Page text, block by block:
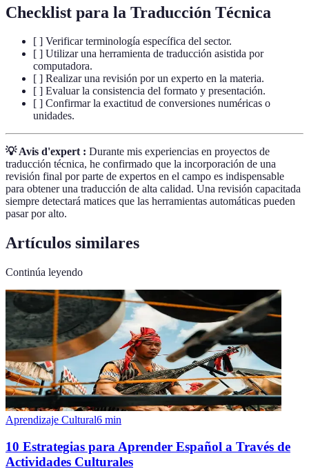
Checklist para la Traducción Técnica
[ ] Verificar terminología específica del sector.
[ ] Utilizar una herramienta de traducción asistida por
computadora.
[ ] Realizar una revisión por un experto en la materia.
[ ] Evaluar la consistencia del formato y presentación.
[ ] Confirmar la exactitud de conversiones numéricas o
unidades.
💡 Avis d'expert : Durante mis experiencias en proyectos de
traducción técnica, he confirmado que la incorporación de una
revisión final por parte de expertos en el campo es indispensable
para obtener una traducción de alta calidad. Una revisión capacitada
siempre detectará matices que las herramientas automáticas pueden
pasar por alto.
Artículos similares
Continúa leyendo
Aprendizaje Cultural6 min
10 Estrategias para Aprender Español a Través de
Actividades Culturales